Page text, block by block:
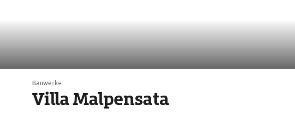
Bauwerke
Villa Malpensata